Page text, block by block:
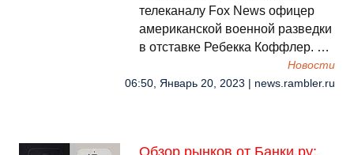
телеканалу Fox News офицер
американской военной разведки
в отставке Ребекка Коффлер. …
Новости
06:50, Январь 20, 2023 | news.rambler.ru
Обзор рынков от Банки.ру: